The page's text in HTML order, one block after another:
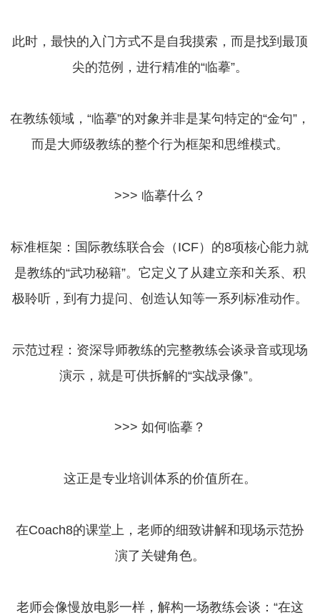
此时，最快的入门方式不是自我摸索，而是找到最顶
尖的范例，进行精准的“临摹”。
在教练领域，“临摹”的对象并非是某句特定的“金句”，
而是大师级教练的整个行为框架和思维模式。
>>> 临摹什么？
标准框架：国际教练联合会（ICF）的8项核心能力就
是教练的“武功秘籍”。它定义了从建立亲和关系、积
极聆听，到有力提问、创造认知等一系列标准动作。
示范过程：资深导师教练的完整教练会谈录音或现场
演示，就是可供拆解的“实战录像”。
>>> 如何临摹？
这正是专业培训体系的价值所在。
在Coach8的课堂上，老师的细致讲解和现场示范扮
演了关键角色。
老师会像慢放电影一样，解构一场教练会谈：“在这